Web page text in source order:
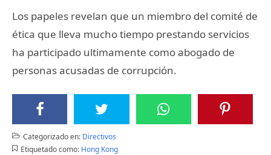
Los papeles revelan que un miembro del comité de
ética que lleva mucho tiempo prestando servicios
ha participado ultimamente como abogado de
personas acusadas de corrupción.
Categorizado en: Directivos
Etiquetado como: Hong Kong